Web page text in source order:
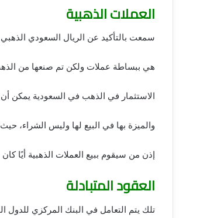
العملات الذهبية
سمعت بالتأكيد عن الريال السعودي
هي ببساطة عملات ولكن تم صنعها من
الاستثمار في الذهب في السعودية يمكن
والميزة بها في البيع لها وليس الشراء،
إذن من سيقوم ببيع العملات الذهبية أيًا
العقود المتبادلة
تلك يتم التعامل في البنك المركزي